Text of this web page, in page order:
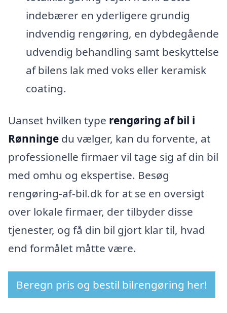
indebærer en yderligere grundig
indvendig rengøring, en dybdegående
udvendig behandling samt beskyttelse
af bilens lak med voks eller keramisk
coating.
Uanset hvilken type rengøring af bil i
Rønninge du vælger, kan du forvente, at
professionelle firmaer vil tage sig af din bil
med omhu og ekspertise. Besøg
rengøring-af-bil.dk for at se en oversigt
over lokale firmaer, der tilbyder disse
tjenester, og få din bil gjort klar til, hvad
end formålet måtte være.
Beregn pris og bestil bilrengøring her!